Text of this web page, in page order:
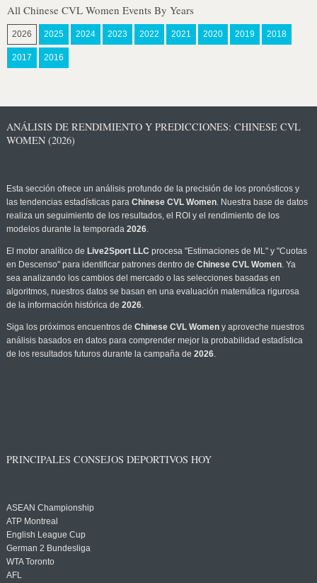
All Chinese CVL Women Events By Years
2026 2025 2024 2023 2022 2021 2020 2019 2018
2017 2016
ANÁLISIS DE RENDIMIENTO Y PREDICCIONES: CHINESE CVL
WOMEN (2026)
Esta sección ofrece un análisis profundo de la precisión de los pronósticos y
las tendencias estadísticas para Chinese CVL Women. Nuestra base de datos
realiza un seguimiento de los resultados, el ROI y el rendimiento de los
modelos durante la temporada 2026.
El motor analítico de Live2Sport LLC procesa "Estimaciones de ML" y "Cuotas
en Descenso" para identificar patrones dentro de Chinese CVL Women. Ya
sea analizando los cambios del mercado o las selecciones basadas en
algoritmos, nuestros datos se basan en una evaluación matemática rigurosa
de la información histórica de 2026.
Siga los próximos encuentros de Chinese CVL Womeny aproveche nuestros
análisis basados en datos para comprender mejor la probabilidad estadística
de los resultados futuros durante la campaña de 2026.
PRINCIPALES CONSEJOS DEPORTIVOS HOY
ASEAN Championship
ATP Montreal
English League Cup
German 2 Bundesliga
WTA Toronto
AFL